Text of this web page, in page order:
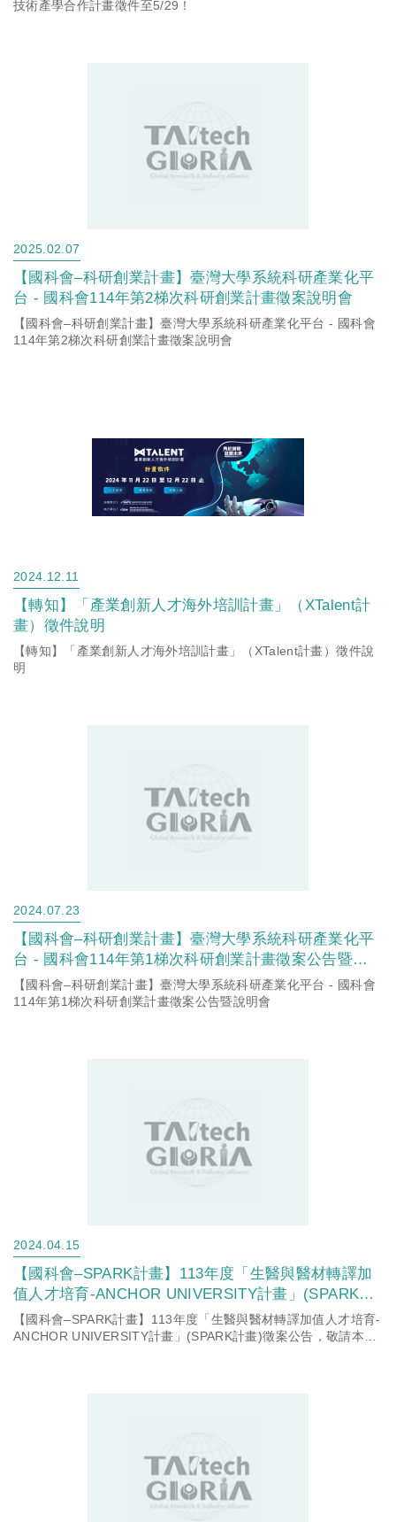
技術產學合作計畫徵件至5/29！
2025.02.07
【國科會–科研創業計畫】臺灣大學系統科研產業化平
台 - 國科會114年第2梯次科研創業計畫徵案說明會
【國科會–科研創業計畫】臺灣大學系統科研產業化平台 - 國科會
114年第2梯次科研創業計畫徵案說明會
2024.12.11
【轉知】「產業創新人才海外培訓計畫」（XTalent計
畫）徵件說明
【轉知】「產業創新人才海外培訓計畫」（XTalent計畫）徵件說
明
2024.07.23
【國科會–科研創業計畫】臺灣大學系統科研產業化平
台 - 國科會114年第1梯次科研創業計畫徵案公告暨說
明會
【國科會–科研創業計畫】臺灣大學系統科研產業化平台 - 國科會
114年第1梯次科研創業計畫徵案公告暨說明會
2024.04.15
【國科會–SPARK計畫】113年度「生醫與醫材轉譯加
值人才培育-ANCHOR UNIVERSITY計畫」(SPARK計
畫)徵案公告，敬請本校有意願申請師長詳閱計畫公告
資訊。
【國科會–SPARK計畫】113年度「生醫與醫材轉譯加值人才培育-
ANCHOR UNIVERSITY計畫」(SPARK計畫)徵案公告，敬請本校